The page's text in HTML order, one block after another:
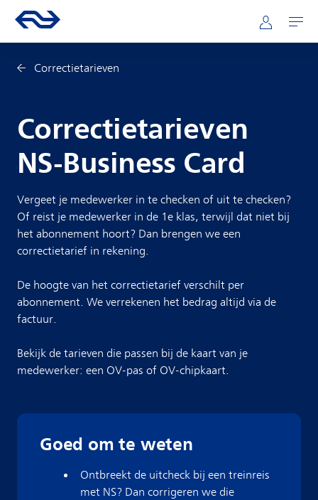
Direct naar hoofdinhoud
Hoofdnavigatie
Ga naar de homepage van ns.nl Mijn NS
Openen
Correctietarieven
Correctietarieven
NS-Business Card
Vergeet je medewerker in te checken of uit te checken?
Of reist je medewerker in de 1e klas, terwijl dat niet bij
het abonnement hoort? Dan brengen we een
correctietarief in rekening.
De hoogte van het correctietarief verschilt per
abonnement. We verrekenen het bedrag altijd via de
factuur.
Bekijk de tarieven die passen bij de kaart van je
medewerker: een OV-pas of OV-chipkaart.
Goed om te weten
Ontbreekt de uitcheck bij een treinreis
met NS? Dan corrigeren we die